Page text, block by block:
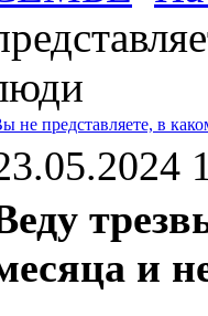
не представляете, в
и